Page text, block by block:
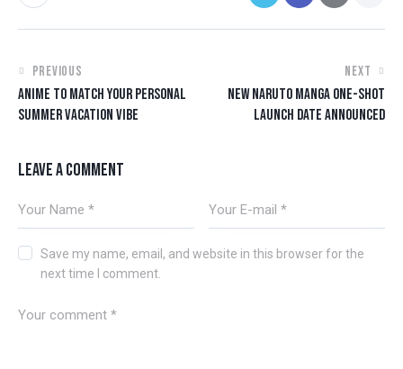
PREVIOUS
ANIME TO MATCH YOUR PERSONAL
SUMMER VACATION VIBE
NEXT
NEW NARUTO MANGA ONE-SHOT
LAUNCH DATE ANNOUNCED
LEAVE A COMMENT
Save my name, email, and website in this browser for the
next time I comment.